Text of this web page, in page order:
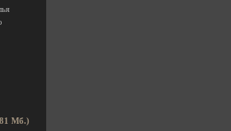
Мб.)